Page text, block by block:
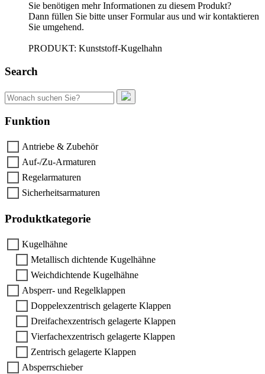
Sie benötigen mehr Informationen zu diesem Produkt?
Dann füllen Sie bitte unser Formular aus und wir kontaktieren
Sie umgehend.
PRODUKT: Kunststoff-Kugelhahn
Search
Suchen
nach:
Funktion
Antriebe & Zubehör
Auf-/Zu-Armaturen
Regelarmaturen
Sicherheitsarmaturen
Produktkategorie
Kugelhähne
Metallisch dichtende Kugelhähne
Weichdichtende Kugelhähne
Absperr- und Regelklappen
Doppelexzentrisch gelagerte Klappen
Dreifachexzentrisch gelagerte Klappen
Vierfachexzentrisch gelagerte Klappen
Zentrisch gelagerte Klappen
Absperrschieber